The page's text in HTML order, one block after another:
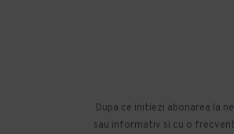
Dupa ce initiezi abonarea la
sau informativ si cu o